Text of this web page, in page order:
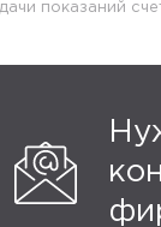
показаний